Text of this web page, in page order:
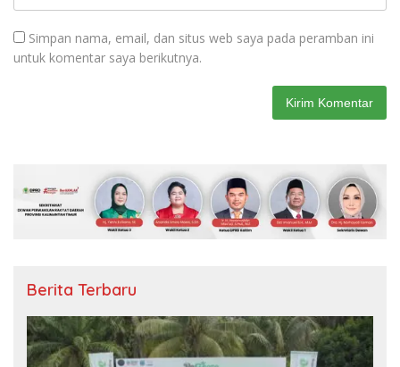
Simpan nama, email, dan situs web saya pada peramban ini
untuk komentar saya berikutnya.
Berita Terbaru